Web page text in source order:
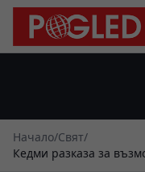
Начало/Свят/
Кедми разказа за